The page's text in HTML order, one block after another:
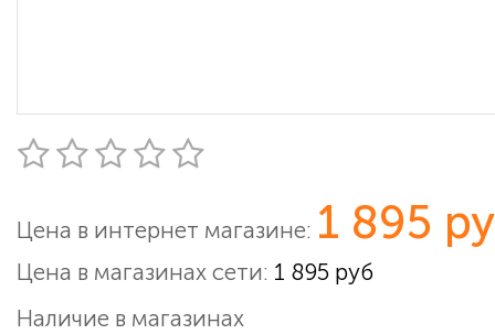
Цена в интернет магазине: 1 895
Цена в магазинах сети: 1 895 руб
Наличие в магазинах